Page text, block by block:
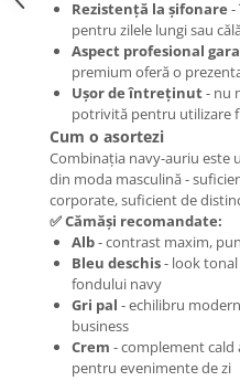
Rezistență la șifonare -
pentru zilele lungi sau
Aspect profesional
premium oferă o
Ușor de întreținut- nu
potrivită pentru utilizare
Cum o asortezi
Combinația navy-auriu este
din moda masculină -
corporate, suficient de
✅ Cămăși recomandate:
Alb- contrast maxim,
Bleu deschis- look
fondului navy
Gri pal - echilibru
business
Crem - complement cald
pentru evenimente de zi